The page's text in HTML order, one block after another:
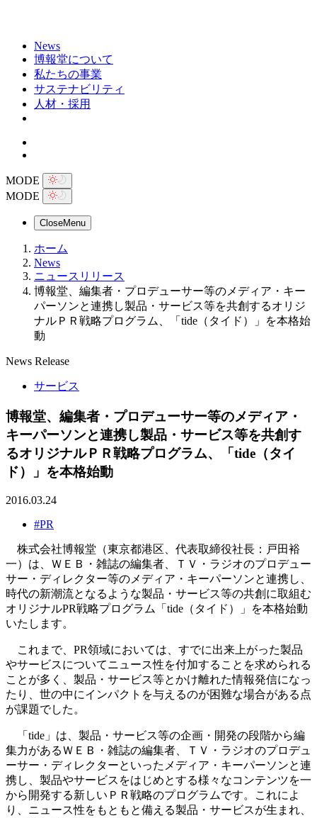
News
博報堂について
私たちの事業
サステナビリティ
人材・採用
MODE
MODE
CloseMenu
ホーム
News
ニュースリリース
博報堂、編集者・プロデューサー等のメディア・キー
パーソンと連携し製品・サービス等を共創するオリジ
ナルＰＲ戦略プログラム、「tide（タイド）」を本格始
動
News Release
サービス
博報堂、編集者・プロデューサー等のメディア・
キーパーソンと連携し製品・サービス等を共創す
るオリジナルＰＲ戦略プログラム、「tide（タイ
ド）」を本格始動
2016.03.24
#PR
株式会社博報堂（東京都港区、代表取締役社長：戸田裕
一）は、ＷＥＢ・雑誌の編集者、ＴＶ・ラジオのプロデュー
サー・ディレクター等のメディア・キーパーソンと連携し、
時代の新潮流となるような製品・サービス等の共創に取組む
オリジナルPR戦略プログラム「tide（タイド）」を本格始動
いたします。
これまで、PR領域においては、すでに出来上がった製品
やサービスについてニュース性を付加することを求められる
ことが多く、製品・サービス等とかけ離れた情報発信になっ
たり、世の中にインパクトを与えるのが困難な場合がある点
が課題でした。
「tide」は、製品・サービス等の企画・開発の段階から編
集力があるＷＥＢ・雑誌の編集者、ＴＶ・ラジオのプロデュ
ーサー・ディレクターといったメディア・キーパーソンと連
携し、製品やサービスをはじめとする様々なコンテンツを一
から開発する新しいＰＲ戦略のプログラムです。これによ
り、ニュース性をもともと備える製品・サービスが生まれ、